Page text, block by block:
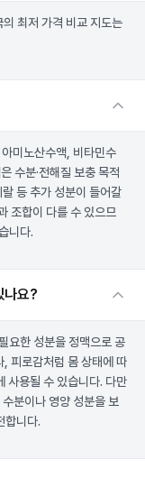
최저 가격 비교 지도는
미노산수액, 비타민수
수분·전해질 보충 목적
등 추가 성분이 들어갈
조합이 다를 수 있으므
니다.
나요?
요한 성분을 정맥으로 공
, 피로감처럼 몸 상태에 따
사용될 수 있습니다. 다만
분이나 영양 성분을 보
합니다.